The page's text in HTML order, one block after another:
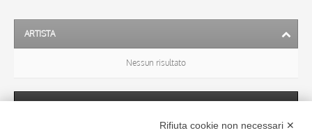
ARTISTA
Nessun risultato
Rifiuta cookie non necessari ✕